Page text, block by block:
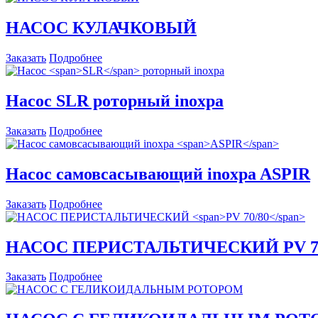
НАСОС КУЛАЧКОВЫЙ
Заказать Подробнее
Насос SLR роторный inoxpa
Заказать Подробнее
Насос cамовсасывающий inoxpa ASPIR
Заказать Подробнее
НАСОС ПЕРИСТАЛЬТИЧЕСКИЙ PV
Заказать Подробнее